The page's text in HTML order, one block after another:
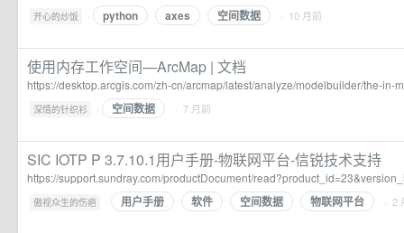
开心的炒饭 · python axes 空间数据 · 10 月前
使用内存工作空间—ArcMap | 文档
https://desktop.arcgis.com/zh-cn/arcmap/latest/analyze/modelbuilder/the-in-
深情的针织衫 · 空间数据 · 7 月前
SIC IOTP P 3.7.10.1用户手册-物联网平台-信锐技术支持
https://support.sundray.com/productDocument/
傲视众生的伤疤 · 用户手册 软件 空间数据 物联网平台 · 2